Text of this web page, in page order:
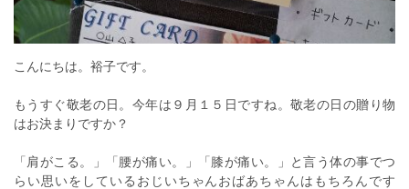
こんにちは。裕子です。
もうすぐ敬老の日。今年は９月１５日ですね。敬老の日の贈り物
はお決まりですか？
「肩がこる。」「腰が痛い。」「膝が痛い。」と言う体の事でつ
らい思いをしているおじいちゃんおばあちゃんはもちろんです